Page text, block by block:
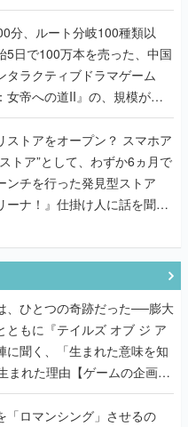
EXTREME』で初タッグを組
ド2人に訊く開発秘話
分、ルート分岐100種類以
5日で100万本を売った、中国
タラクティブドラマゲーム
女帝への道II』の、規模が違
プロデューサーに聞いた
アをオープン？ スマホア
トア”として、わずか6ヵ月で
ンチを行った発見型ストア
ーナ！』仕掛け人に話を聞い
、ひとつの奇跡だった──膨大
ともに『テイルズ オブ ジ ア
に聞く、「生まれた意味を知
まれた理由【ゲームの企画
「ロマンシング」させるの